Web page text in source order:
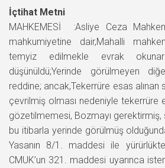
İçtihat Metni
MAHKEMESİ :Asliye Ceza
mahkumiyetine dair,Mahalli
temyiz edilmekle evrak
düşünüldü;Yerinde görülmeyen
reddine; ancak,Tekerrüre esas alınan
çevrilmiş olması nedeniyle tekerrüre
gözetilmemesi, Bozmayı gerektirmiş,
bu itibarla yerinde görülmüş
Yasanın 8/1. maddesi ile
CMUK’un 321. maddesi uyarınca